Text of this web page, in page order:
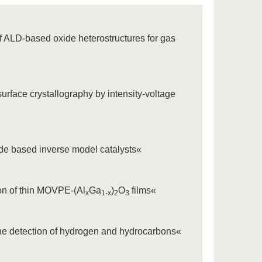
based oxide heterostructures for gas
crystallography by intensity-voltage
based inverse model catalysts«
of thin MOVPE-(Al xGa1-x)2O3 films«
detection of hydrogen and hydrocarbons«